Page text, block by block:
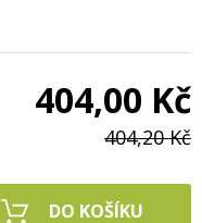
404,00 Kč
404,20 Kč